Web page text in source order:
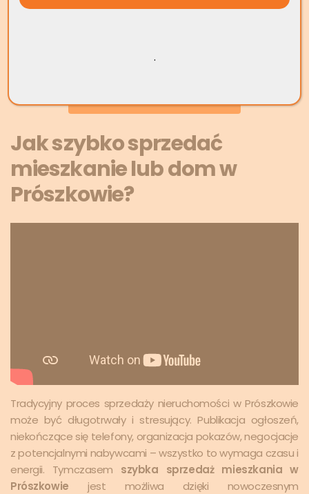
Niezależnie od stanu technicznego czy sytuacji prawnej
Jak szybko sprzedać
mieszkanie lub dom w
Prószkowie?
Tradycyjny proces sprzedaży nieruchomości w Prószkowie
może być długotrwały i stresujący. Publikacja ogłoszeń,
niekończące się telefony, organizacja pokazów, negocjacje
z potencjalnymi nabywcami – wszystko to wymaga czasu i
energii. Tymczasem szybka sprzedaż mieszkania w
Prószkowie jest możliwa dzięki nowoczesnym
.